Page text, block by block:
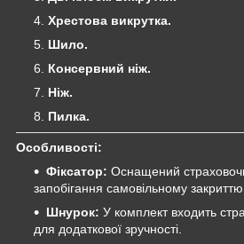
Хрестова викрутка.
Шило.
Консервний ніж.
Ніж.
Пилка.
Особливості:
Фіксатор: Оснащений
запобігання самовільному закриттю
Шнурок: У комплект входить
для додаткової зручності.